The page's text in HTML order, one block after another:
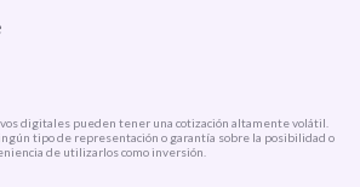
digitales pueden tener una cotización altamente volátil.
tipo de representación o garantía sobre la posibilidad o
de utilizarlos como inversión.